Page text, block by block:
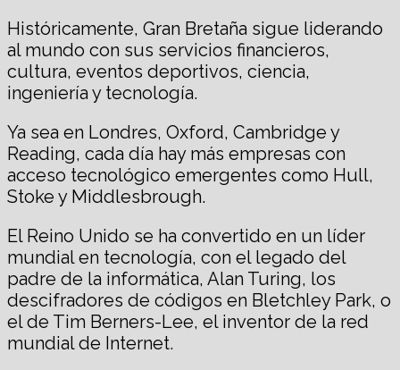
Históricamente, Gran Bretaña sigue liderando
al mundo con sus servicios financieros,
cultura, eventos deportivos, ciencia,
ingeniería y tecnología.
Ya sea en Londres, Oxford, Cambridge y
Reading, cada día hay más empresas con
acceso tecnológico emergentes como Hull,
Stoke y Middlesbrough.
El Reino Unido se ha convertido en un líder
mundial en tecnología, con el legado del
padre de la informática, Alan Turing, los
descifradores de códigos en Bletchley Park, o
el de Tim Berners-Lee, el inventor de la red
mundial de Internet.